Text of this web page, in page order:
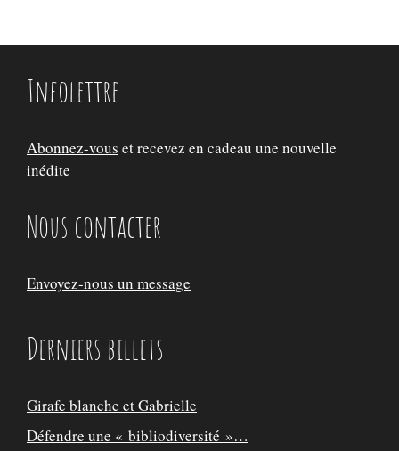
Infolettre
Abonnez-vous et recevez en cadeau une nouvelle
inédite
Nous contacter
Envoyez-nous un message
Derniers billets
Girafe blanche et Gabrielle
Défendre une « bibliodiversité »…